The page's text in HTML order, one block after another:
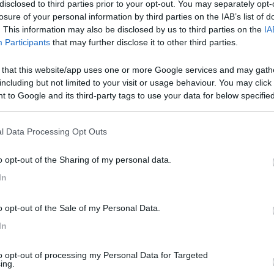
to third parties prior to your opt-out. You may separately
of your personal information by third parties on the IAB’s list of
This information may also be disclosed by us to third parties on the
Participants that may further disclose it to other third parties.
that this website/app uses one or more Google services and may
but not limited to your visit or usage behaviour. You may
to Google and its third-party tags to use your data for below
Data Processing Opt Outs
opt-out of the Sharing of my personal data.
opt-out of the Sale of my Personal Data.
opt-out of processing my Personal Data for Targeted
originale, che cablaggi servono?
QUANTO COSTANO I FARETTI ANTINEBBIA ? COMMERCIALI
PER I FARETTI , MA NON MI RISULTA , AL LIMITE NON
DI POSIZIONE E UN INTERRUTTORE CHE IL SOLO
SALUTI VINCENZO
fa. Devi prendere i fari, i due supporti, forare per bene i
cadauno Interruttore 58,74 c/iva Totale 254,16